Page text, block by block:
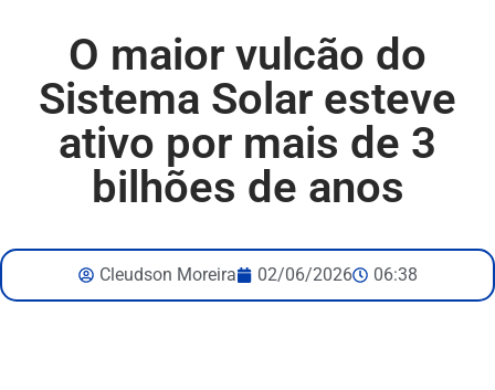
O maior vulcão do
Sistema Solar esteve
ativo por mais de 3
bilhões de anos
Cleudson Moreira 02/06/2026 06:38